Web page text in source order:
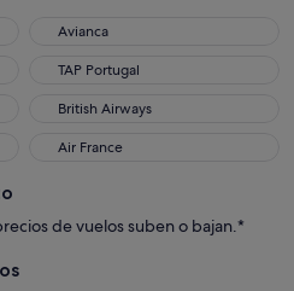
Avianca
Avianca
TAP Portugal
TAP Portugal
British Airways
British Airways
Air France
Air France
de vuelos suben o bajan.*